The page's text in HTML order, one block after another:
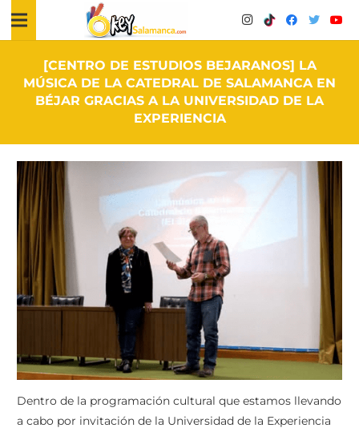
[CENTRO DE ESTUDIOS BEJARANOS] LA
MÚSICA DE LA CATEDRAL DE SALAMANCA EN
BÉJAR GRACIAS A LA UNIVERSIDAD DE LA
EXPERIENCIA
Dentro de la programación cultural que estamos llevando
a cabo por invitación de la Universidad de la Experiencia